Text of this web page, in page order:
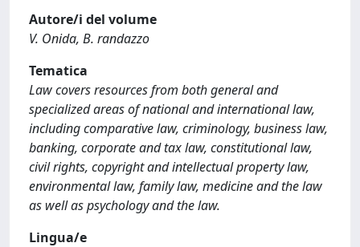
Autore/i del volume
V. Onida, B. randazzo
Tematica
Law covers resources from both general and
specialized areas of national and international law,
including comparative law, criminology, business law,
banking, corporate and tax law, constitutional law,
civil rights, copyright and intellectual property law,
environmental law, family law, medicine and the law
as well as psychology and the law.
Lingua/e